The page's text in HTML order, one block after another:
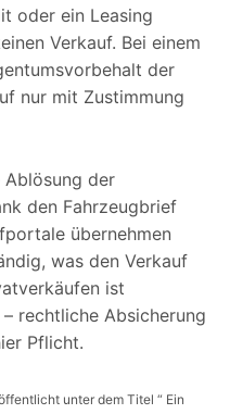
oder ein Leasing
Verkauf. Bei einem
der
nur mit Zustimmung
der
den Fahrzeugbrief
übernehmen
was den Verkauf
ist
rechtliche Absicherung
Pflicht.
unter dem Titel “ Ein